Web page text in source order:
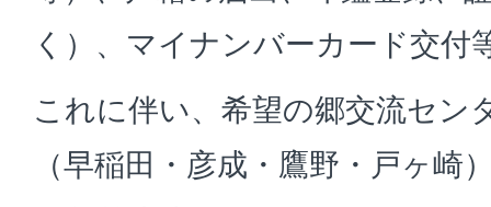
く）、マイナンバーカード交付
これに伴い、希望の郷交流セン
（早稲田・彦成・鷹野・戸ヶ崎